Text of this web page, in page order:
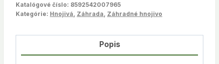
Katalógové číslo: 8592542007965
Kategórie: Hnojivá Záhrada Záhradné hnojivo
Popis